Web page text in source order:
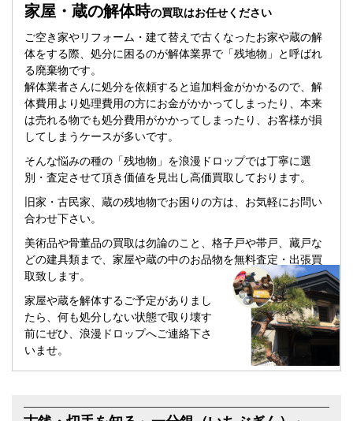
家屋・蔵の解体時の買取はお任せください
ご空き家やリフォーム・建て替えで古くなったお家や蔵の解
体をする際、処分に困るのが解体業界で「残地物」と呼ばれ
る廃棄物です。
解体業者さんに処分を依頼すると追加料金がかかるので、解
体費用より処理費用の方にお金がかかってしまったり、本来
は売れる物でも処分費用がかかってしまったり、お客様が損
してしまうケースが多いです。
そんな悩みの種の「残地物」を浪漫ドロップでは丁寧に選
別・査定させて頂き価値を見出し高価買取しております。
旧家・古民家、蔵の残地物でお困りの方は、お気軽にお問い
合わせ下さい。
美術品や骨董品の買取は勿論のこと、格子戸や帯戸、藏戸な
どの建具類まで、家屋や蔵の中のお品物を無料査定・出張買
取致します。
家屋や蔵を解体するご予定がありまし
たら、何も処分しない状態で取り壊す
前にぜひ、浪漫ドロップへご連絡下さ
いませ。